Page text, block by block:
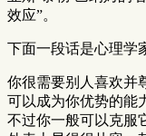
效应”。
下面一段话是心理学
你很需要别人喜欢并
可以成为你优势的能
不过你一般可以克服